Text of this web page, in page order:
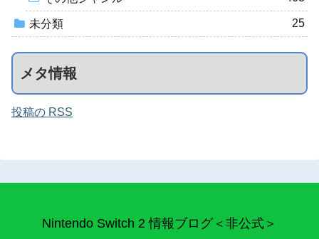
未分類 25
メタ情報
投稿の RSS
Nintendo Switch 2 情報ブログ＜非公式＞